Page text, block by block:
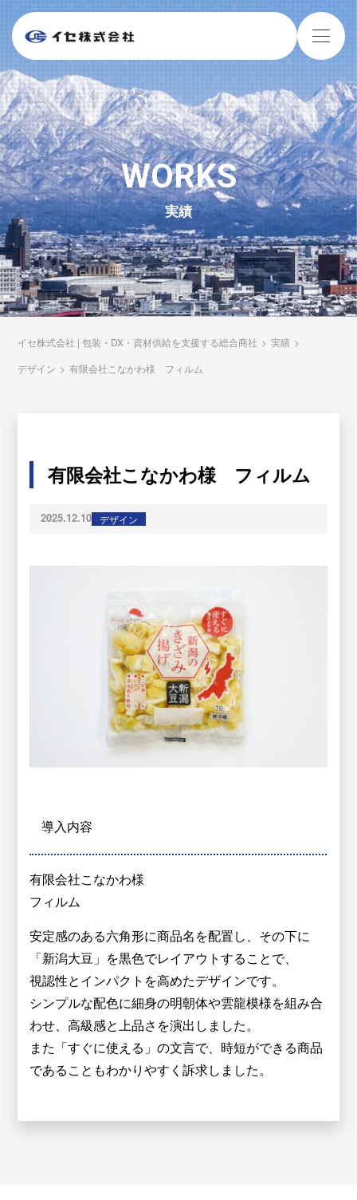
WORKS
実績
イセ株式会社 | 包装・DX・資材供給を支援する総合商社 > 実績 >
デザイン > 有限会社こなかわ様 フィルム
有限会社こなかわ様 フィルム
2025.12.10 デザイン
導入内容
有限会社こなかわ様
フィルム
安定感のある六角形に商品名を配置し、その下に
「新潟大豆」を黒色でレイアウトすることで、
視認性とインパクトを高めたデザインです。
シンプルな配色に細身の明朝体や雲龍模様を組み合
わせ、高級感と上品さを演出しました。
また「すぐに使える」の文言で、時短ができる商品
であることもわかりやすく訴求しました。